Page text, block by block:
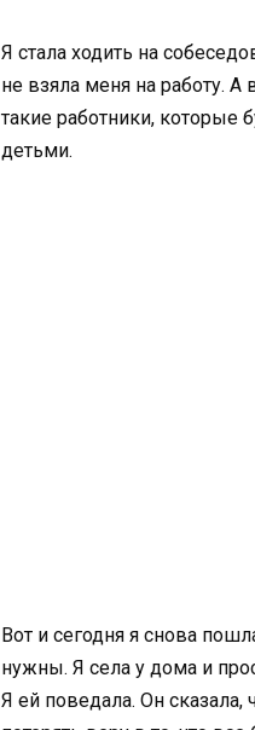
Я стала ходить на
не взяла меня на работу.
такие работники, которые
детьми.
Вот и сегодня я снова
нужны. Я села у дома и
Я ей поведала. Он